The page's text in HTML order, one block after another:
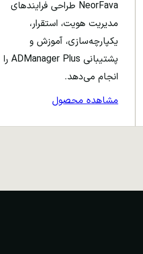
NeorFava طراحی فرایندهای
مدیریت هویت، استقرار،
یکپارچه‌سازی، آموزش و
پشتیبانی ADManager Plus را
انجام می‌دهد.
مشاهده محصول